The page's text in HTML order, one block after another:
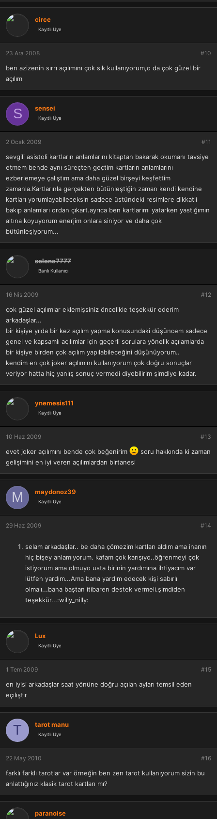
circe
Kayıtlı Üye
23 Ara 2008 #10
ben azizenin sırrı açılımını çok sık kullanıyorum,o da çok güzel bir
açılım
S sensei
Kayıtlı Üye
2 Ocak 2009 #11
sevgili asistoli kartların anlamlarını kitaptan bakarak okumanı tavsiye
etmem bende aynı süreçten geçtim kartların anlamlarını
ezberlemeye çalıştım ama daha güzel birşeyi keşfettim
zamanla.Kartlarınla gerçekten bütünleştiğin zaman kendi kendine
kartları yorumlayabileceksin sadece üstündeki resimlere dikkatli
bakıp anlamları ordan çıkart.ayrıca ben kartlarımı yatarken yastığımın
altına koyuyorum enerjim onlara siniyor ve daha çok
bütünleşiyorum...
selene7777
Banlı Kullanıcı
16 Nis 2009 #12
çok güzel açılımlar eklemişsiniz öncelikle teşekkür ederim
arkadaşlar...
bir kişiye yılda bir kez açılım yapma konusundaki düşüncem sadece
genel ve kapsamlı açılımlar için geçerli sorulara yönelik açılamlarda
bir kişiye birden çok açılım yapılabileceğini düşünüyorum..
kendim en çok joker açılımını kullanıyorum çok doğru sonuçlar
veriyor hatta hiç yanlış sonuç vermedi diyebilirim şimdiye kadar.
ynemesis111
Kayıtlı Üye
10 Haz 2009 #13
evet joker açılımını bende çok beğenirim
soru hakkında ki zaman
gelişimini en iyi veren açılımlardan birtanesi
M maydonoz39
Kayıtlı Üye
29 Haz 2009 #14
selam arkadaşlar.. be daha çömezim kartları aldım ama inanın
hiç bişey anlamıyorum. kafam çok karışıyo..öğrenmeyi çok
istiyorum ama olmuyo usta birinin yardımına ihtiyacım var
lütfen yardım...Ama bana yardım edecek kişi sabırlı
olmalı...bana baştan itibaren destek vermeli.şimdiden
teşekkür...:willy_nilly:
Lux
Kayıtlı Üye
1 Tem 2009 #15
en iyisi arkadaşlar saat yönüne doğru açılan ayları temsil eden
eçılıştır
T tarot manu
Kayıtlı Üye
22 May 2010 #16
farklı farklı tarotlar var örneğin ben zen tarot kullanıyorum sizin bu
anlattığınız klasik tarot kartları mı?
paranoise